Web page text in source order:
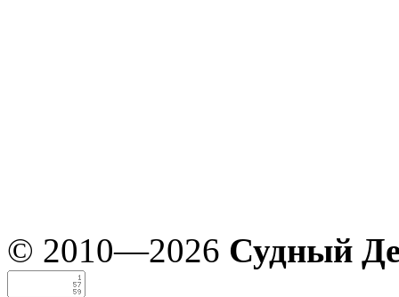
© 2010—2026 Судный